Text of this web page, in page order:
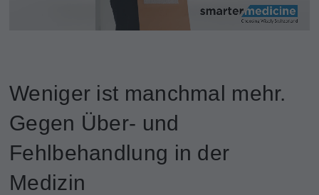
Weniger ist manchmal mehr.
Gegen Über- und
Fehlbehandlung in der
Medizin